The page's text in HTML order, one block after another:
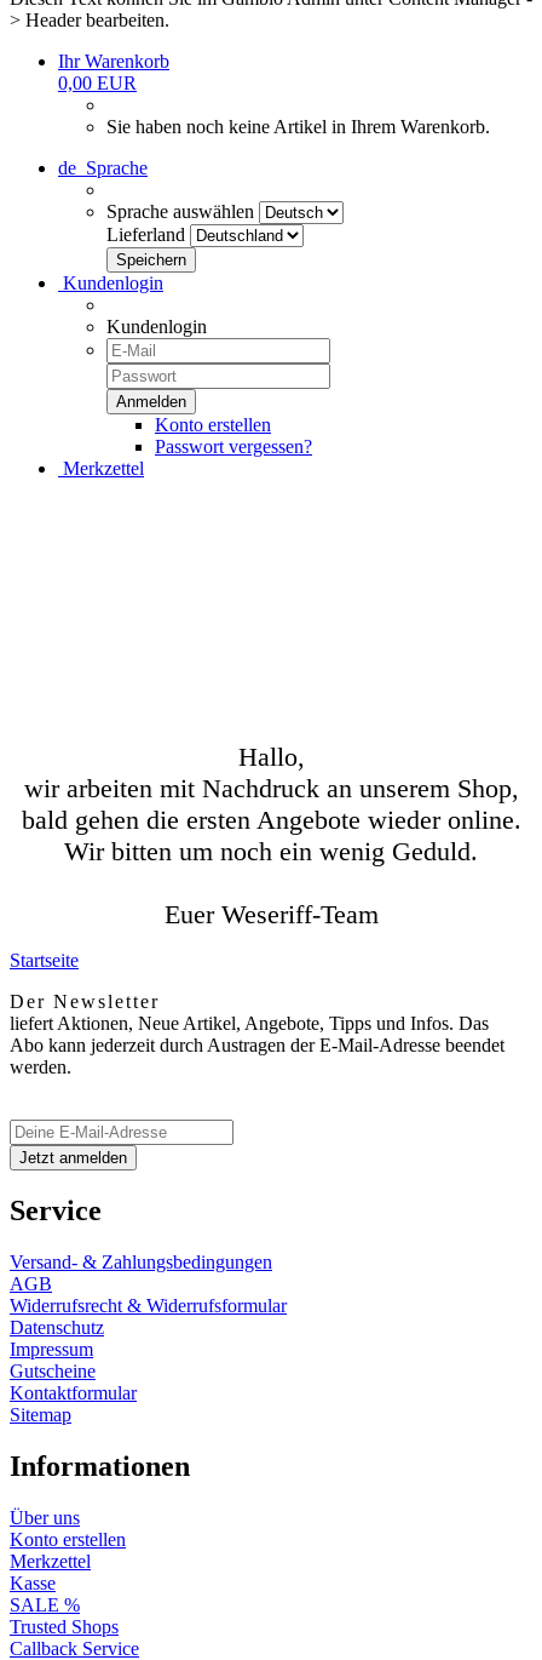
> Header bearbeiten.
Ihr Warenkorb
0,00 EUR
Sie haben noch keine Artikel in Ihrem Warenkorb.
de Sprache
Sprache auswählen
Lieferland
Kundenlogin
Kundenlogin
Konto erstellen
Passwort vergessen?
Merkzettel
Hallo,
wir arbeiten mit Nachdruck an unserem Shop,
bald gehen die ersten Angebote wieder online.
Wir bitten um noch ein wenig Geduld.
Euer Weseriff-Team
Startseite
Der Newsletter
liefert Aktionen, Neue Artikel, Angebote, Tipps und Infos. Das
Abo kann jederzeit durch Austragen der E-Mail-Adresse beendet
werden.
Service
Versand- & Zahlungsbedingungen
AGB
Widerrufsrecht & Widerrufsformular
Datenschutz
Impressum
Gutscheine
Kontaktformular
Sitemap
Informationen
Über uns
Konto erstellen
Merkzettel
Kasse
SALE %
Trusted Shops
Callback Service